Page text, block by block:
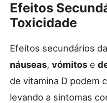
Efeitos
Toxicidade
Efeitos secundários
náuseas, vómitos e
de vitamina D podem
levando a sintomas